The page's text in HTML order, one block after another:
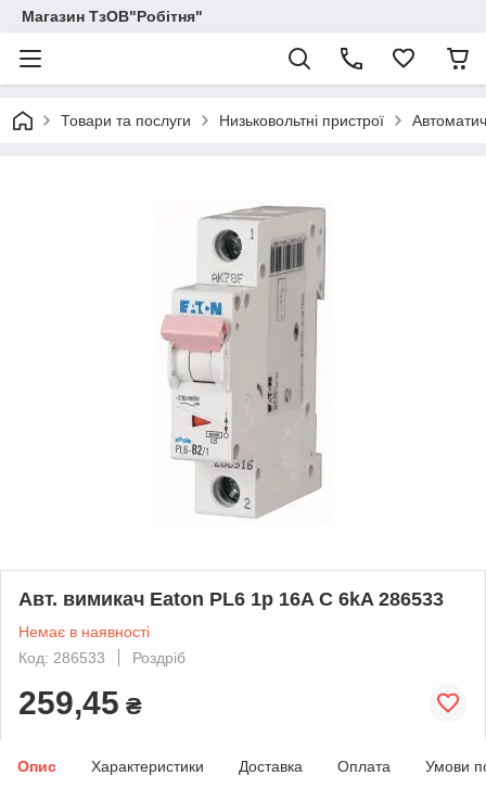
Магазин ТзОВ"Робітня"
Товари та послуги Низьковольтні пристрої
Авт. вимикач Eaton PL6 1p 16A C 6kA 286533
Немає в наявності
Код: 286533
Роздріб
259,45 ₴
Опис Характеристики Доставка Оплата Умови